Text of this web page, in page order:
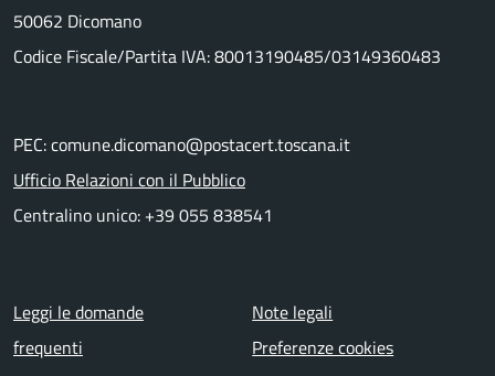
50062 Dicomano
Codice Fiscale/Partita IVA: 80013190485/03149360483
PEC: comune.dicomano@postacert.toscana.it
Ufficio Relazioni con il Pubblico
Centralino unico: +39 055 838541
Menu piè di pagina
Leggi le domande
frequenti
Note legali
Preferenze cookies